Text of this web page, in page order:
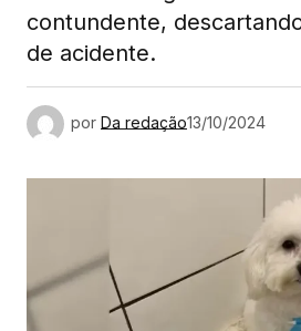
contundente,
de acidente.
por Da redação13/10/2024